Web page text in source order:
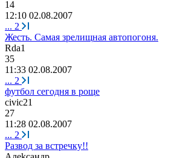
14
12:10 02.08.2007
... 2
Жесть. Самая зрелищная автопогоня.
Rda1
35
11:33 02.08.2007
... 2
футбол сегодня в роще
civic21
27
11:28 02.08.2007
... 2
Развод за встречку!!